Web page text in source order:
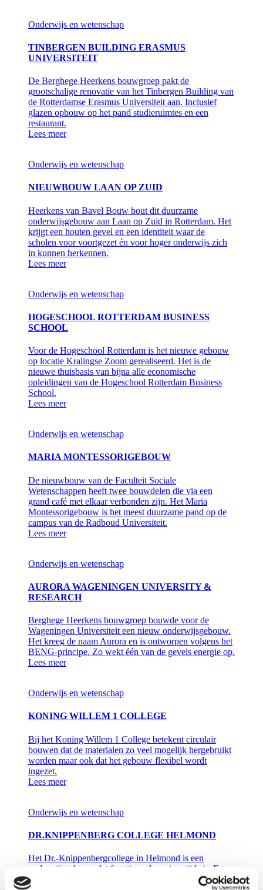
Onderwijs en wetenschap
TINBERGEN BUILDING ERASMUS
UNIVERSITEIT
De Berghege Heerkens bouwgroep pakt de
grootschalige renovatie van het Tinbergen Building van
de Rotterdamse Erasmus Universiteit aan. Inclusief
glazen opbouw op het pand studieruimtes en een
restaurant.
Lees meer
Onderwijs en wetenschap
NIEUWBOUW LAAN OP ZUID
Heerkens van Bavel Bouw bout dit duurzame
onderwijsgebouw aan Laan op Zuid in Rotterdam. Het
krijgt een houten gevel en een identiteit waar de
scholen voor voortgezet én voor hoger onderwijs zich
in kunnen herkennen.
Lees meer
Onderwijs en wetenschap
HOGESCHOOL ROTTERDAM BUSINESS
SCHOOL
Voor de Hogeschool Rotterdam is het nieuwe gebouw
op locatie Kralingse Zoom gerealiseerd. Het is de
nieuwe thuisbasis van bijna alle economische
opleidingen van de Hogeschool Rotterdam Business
School.
Lees meer
Onderwijs en wetenschap
MARIA MONTESSORIGEBOUW
De nieuwbouw van de Faculteit Sociale
Wetenschappen heeft twee bouwdelen die via een
grand café met elkaar verbonden zijn. Het Maria
Montessorigebouw is het meest duurzame pand op de
campus van de Radboud Universiteit.
Lees meer
Onderwijs en wetenschap
AURORA WAGENINGEN UNIVERSITY &
RESEARCH
Berghege Heerkens bouwgroep bouwde voor de
Wageningen Universiteit een nieuw onderwijsgebouw.
Het kreeg de naam Aurora en is ontworpen volgens het
BENG-principe. Zo wekt één van de gevels energie op.
Lees meer
Onderwijs en wetenschap
KONING WILLEM 1 COLLEGE
Bij het Koning Willem 1 College betekent circulair
bouwen dat de materialen zo veel mogelijk hergebruikt
worden maar ook dat het gebouw flexibel wordt
ingezet.
Lees meer
Onderwijs en wetenschap
DR.KNIPPENBERG COLLEGE HELMOND
Het Dr.-Knippenbergcollege in Helmond is een
onderwijsgebouw dat functioneel en eigentijds is. Een
prikkelende omgeving die de campus verrijkt, een thuis